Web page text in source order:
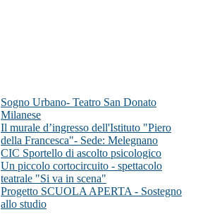
Sogno Urbano- Teatro San Donato
Milanese
Il murale d’ingresso dell'Istituto "Piero
della Francesca"- Sede: Melegnano
CIC Sportello di ascolto psicologico
Un piccolo cortocircuito - spettacolo
teatrale "Si va in scena"
Progetto SCUOLA APERTA - Sostegno
allo studio